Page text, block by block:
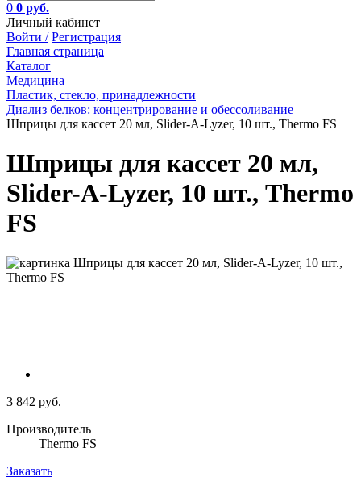
0 0 руб.
Личный кабинет
Войти / Регистрация
Главная страница
Каталог
Медицина
Пластик, стекло, принадлежности
Диализ белков: концентрирование и обессоливание
Шприцы для кассет 20 мл, Slider-A-Lyzer, 10 шт., Thermo FS
Шприцы для кассет 20 мл,
Slider-A-Lyzer, 10 шт., Thermo
FS
3 842 руб.
Производитель
Thermo FS
Заказать